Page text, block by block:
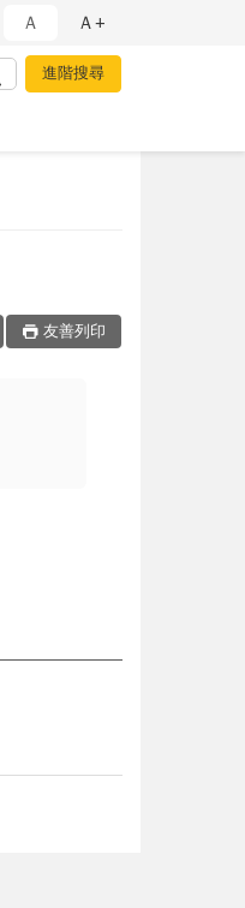
Ａ Ａ+
友善列印